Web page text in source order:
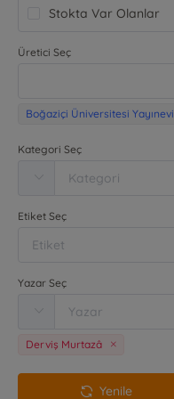
Stokta Var Olanlar
Üretici Seç
Boğaziçi Üniversitesi Yayınevi
Kategori Seç
Etiket Seç
Yazar Seç
Derviş Murtazâ
Yenile